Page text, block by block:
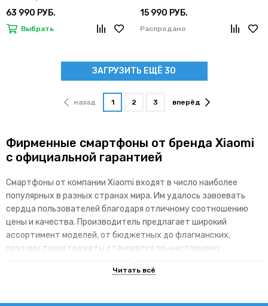
63 990 РУБ.
Выбрать
15 990 РУБ.
Распродано
ЗАГРУЗИТЬ ЕЩЁ 30
назад 1 2 3 вперёд
Фирменные смартфоны от бренда Xiaomi
с официальной гарантией
Смартфоны от компании Xiaomi входят в число наиболее
популярных в разных странах мира. Им удалось завоевать
сердца пользователей благодаря отличному соотношению
цены и качества. Производитель предлагает широкий
ассортимент моделей, от бюджетных до флагманских,
поэтому такие гаджеты становятся по-настоящему
линейки гаджетов